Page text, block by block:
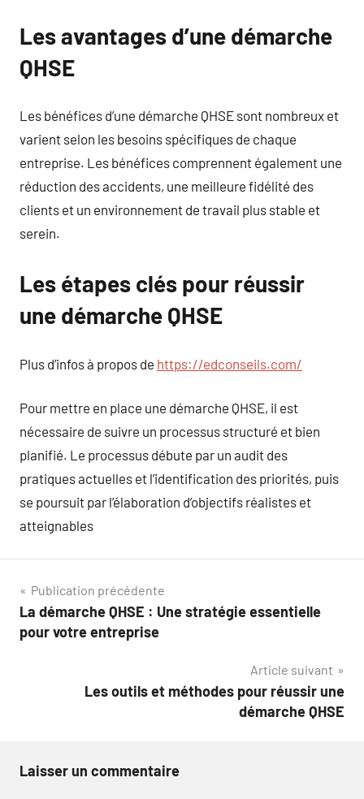
Les avantages d’une démarche
QHSE
Les bénéfices d’une démarche QHSE sont nombreux et
varient selon les besoins spécifiques de chaque
entreprise. Les bénéfices comprennent également une
réduction des accidents, une meilleure fidélité des
clients et un environnement de travail plus stable et
serein.
Les étapes clés pour réussir
une démarche QHSE
Plus d’infos à propos de https://edconseils.com/
Pour mettre en place une démarche QHSE, il est
nécessaire de suivre un processus structuré et bien
planifié. Le processus débute par un audit des
pratiques actuelles et l’identification des priorités, puis
se poursuit par l’élaboration d’objectifs réalistes et
atteignables
Navigation
de
Publication précédente
La démarche QHSE : Une stratégie essentielle
pour votre entreprise
Article suivant
Les outils et méthodes pour réussir une
démarche QHSE
Laisser un commentaire